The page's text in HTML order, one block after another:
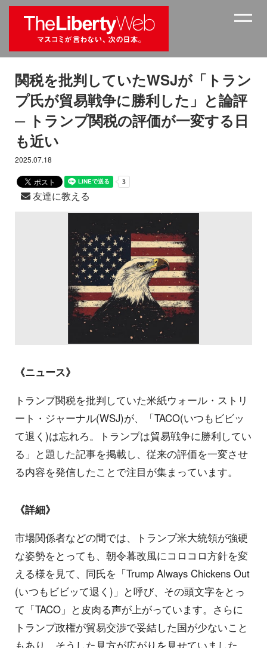
関税を批判していたWSJが「トラン
プ氏が貿易戦争に勝利した」と論評
─ トランプ関税の評価が一変する日
も近い
2025.07.18
友達に教える
《ニュース》
トランプ関税を批判していた米紙ウォール・ストリ
ート・ジャーナル(WSJ)が、「TACO(いつもビビッ
て退く)は忘れろ。トランプは貿易戦争に勝利してい
る」と題した記事を掲載し、従来の評価を一変させ
る内容を発信したことで注目が集まっています。
《詳細》
市場関係者などの間では、トランプ米大統領が強硬
な姿勢をとっても、朝令暮改風にコロコロ方針を変
える様を見て、同氏を「Trump Always Chickens Out
(いつもビビッて退く)」と呼び、その頭文字をとっ
て「TACO」と皮肉る声が上がっています。さらに
トランプ政権が貿易交渉で妥結した国が少ないこと
もあり、そうした見方が広がりを見せていました。